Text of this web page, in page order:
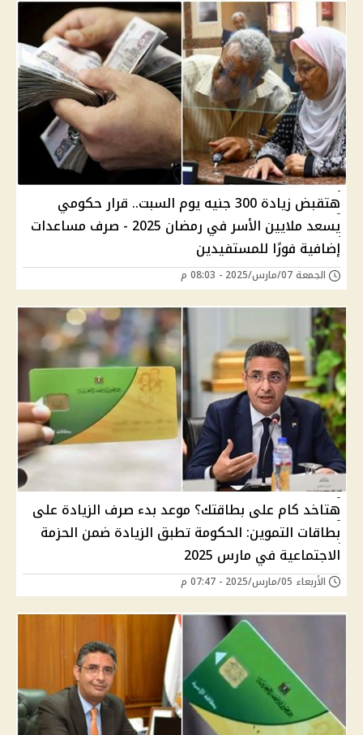
هتقبض زيادة 300 جنيه يوم السبت.. قرار حكومي
يسعد ملايين الأسر في رمضان 2025 - صرف مساعدات
إضافية فورًا للمستفيدين
الجمعة 07/مارس/2025 - 08:03 م
هتاخد كام على بطاقتك؟ موعد بدء صرف الزيادة على
بطاقات التموين: الحكومة تطبق الزيادة ضمن الحزمة
الاجتماعية في مارس 2025
الأربعاء 05/مارس/2025 - 07:47 م